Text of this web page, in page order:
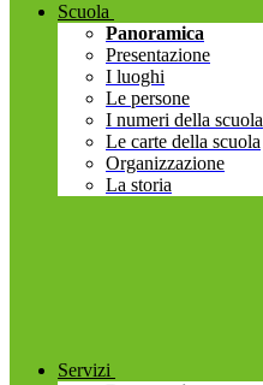
Scuola
Panoramica
Presentazione
I luoghi
Le persone
I numeri della scuola
Le carte della scuola
Organizzazione
La storia
Servizi